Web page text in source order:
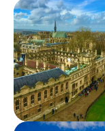
อ็อกซ์ฟอร์